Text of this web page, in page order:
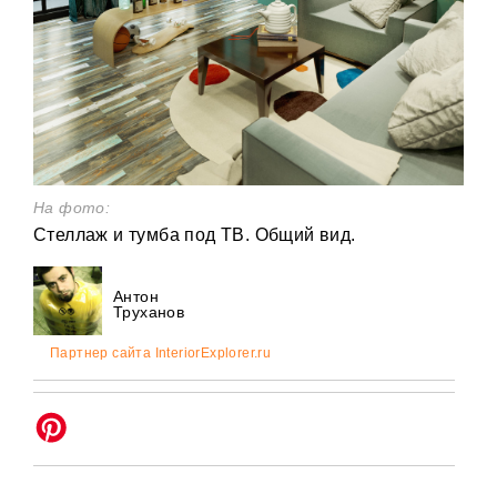
На фото:
Стеллаж и тумба под ТВ. Общий вид.
Антон
Труханов
Партнер сайта InteriorExplorer.ru